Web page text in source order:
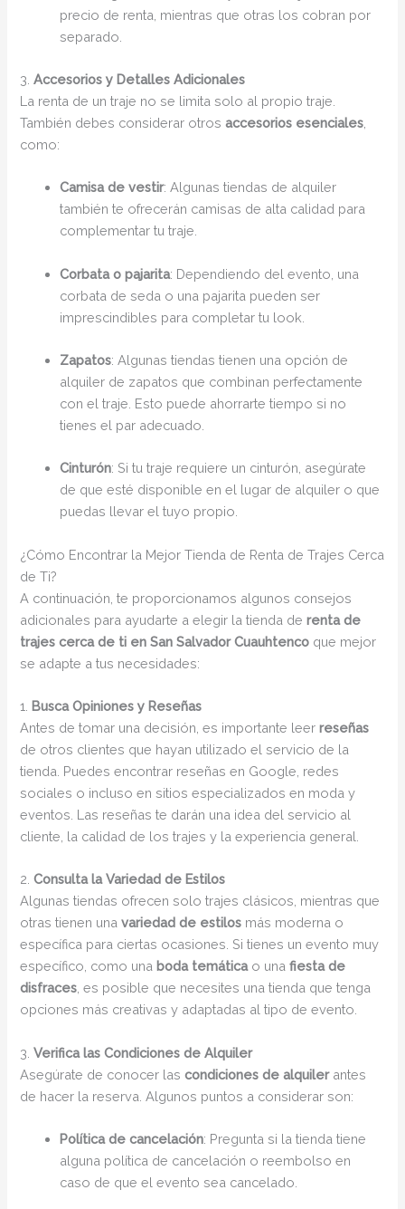
precio de renta, mientras que otras los cobran por
separado.
3.Accesorios y Detalles Adicionales
La renta de un traje no se limita solo al propio traje.
También debes considerar otrosaccesorios esenciales
como:
Camisa de vestir: Algunas tiendas de alquiler
también te ofrecerán camisas de alta calidad para
complementar tu traje.
Corbata o pajarita: Dependiendo del evento, una
corbata de seda o una pajarita pueden ser
imprescindibles para completar tu look.
Zapatos: Algunas tiendas tienen una opción de
alquiler de zapatos que combinan perfectamente
con el traje. Esto puede ahorrarte tiempo si no
tienes el par adecuado.
Cinturón: Si tu traje requiere un cinturón, asegúrate
de que esté disponible en el lugar de alquiler o que
puedas llevar el tuyo propio.
¿Cómo Encontrar la Mejor Tienda de Renta de Trajes Cerca
de Ti?
A continuación, te proporcionamos algunos consejos
adicionales para ayudarte a elegir la tienda derenta de
trajes cerca de ti en San Salvador Cuauhtenco que mejor
se adapte a tus necesidades:
1. Busca Opiniones y Reseñas
Antes de tomar una decisión, es importante leerreseñas
de otros clientes que hayan utilizado el servicio de la
tienda. Puedes encontrar reseñas en Google, redes
sociales o incluso en sitios especializados en moda y
eventos. Las reseñas te darán una idea del servicio al
cliente, la calidad de los trajes y la experiencia general.
2.Consulta la Variedad de Estilos
Algunas tiendas ofrecen solo trajes clásicos, mientras que
otras tienen unavariedad de estilos más moderna o
específica para ciertas ocasiones. Si tienes un evento muy
específico, como una boda temáticao unafiesta de
disfraces , es posible que necesites una tienda que tenga
opciones más creativas y adaptadas al tipo de evento.
3.Verifica las Condiciones de Alquiler
Asegúrate de conocer lascondiciones de alquilerantes
de hacer la reserva. Algunos puntos a considerar son:
Política de cancelación: Pregunta si la tienda tiene
alguna política de cancelación o reembolso en
caso de que el evento sea cancelado.